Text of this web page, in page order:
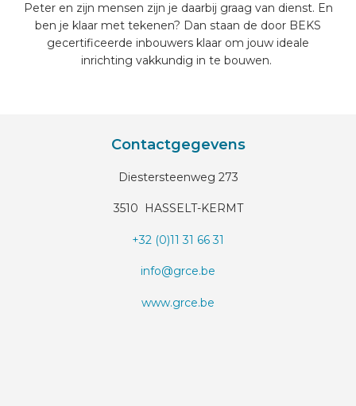
Peter en zijn mensen zijn je daarbij graag van dienst. En
ben je klaar met tekenen? Dan staan de door BEKS
gecertificeerde inbouwers klaar om jouw ideale
inrichting vakkundig in te bouwen.
Contactgegevens
Diestersteenweg 273
3510 HASSELT-KERMT
+32 (0)11 31 66 31
info@grce.be
www.grce.be